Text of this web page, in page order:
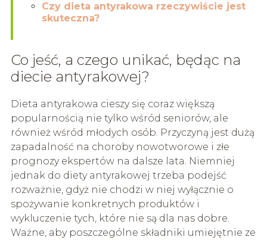
Czy dieta antyrakowa rzeczywiście jest
skuteczna?
Co jeść, a czego unikać, będąc na
diecie antyrakowej?
Dieta antyrakowa cieszy się coraz większą
popularnością nie tylko wśród seniorów, ale
również wśród młodych osób. Przyczyną jest dużą
zapadalność na choroby nowotworowe i złe
prognozy ekspertów na dalsze lata. Niemniej
jednak do diety antyrakowej trzeba podejść
rozważnie, gdyż nie chodzi w niej wyłącznie o
spożywanie konkretnych produktów i
wykluczenie tych, które nie są dla nas dobre.
Ważne, aby poszczególne składniki umiejętnie ze